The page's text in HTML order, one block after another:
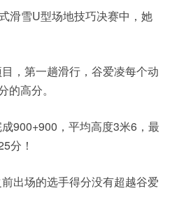
滑雪U型场地技巧决赛中，她
，第一趟滑行，谷爱凌每个动
高分。
900+900，平均高度3米6，最
分！
出场的选手得分没有超越谷爱